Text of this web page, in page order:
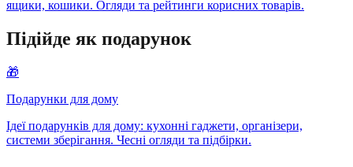
ящики, кошики. Огляди та рейтинги корисних товарів.
Підійде як подарунок
🎁
Подарунки для дому
Ідеї подарунків для дому: кухонні гаджети, організери,
системи зберігання. Чесні огляди та підбірки.